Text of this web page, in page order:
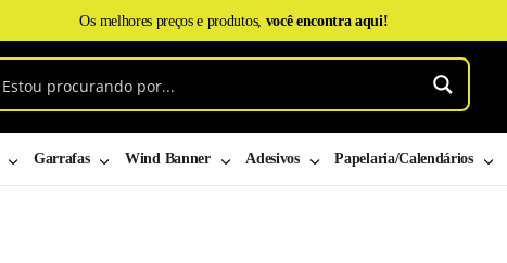
Os melhores preços e produtos, você encontra aqui!
Garrafas Wind Banner Adesivos Papelaria/Calendários